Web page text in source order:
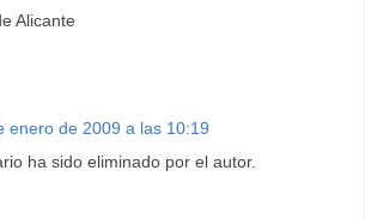
Alicante
enero de 2009 a las 10:19
ha sido eliminado por el autor.